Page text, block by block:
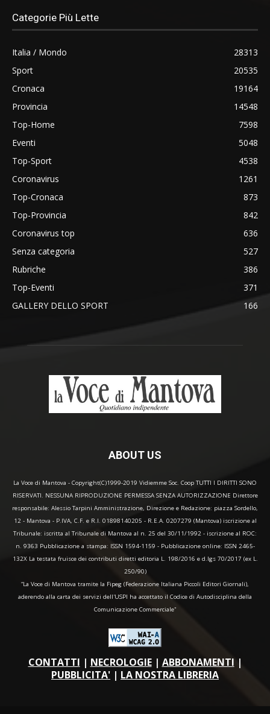
Categorie Più Lette
Italia / Mondo
28313
Sport
20535
Cronaca
19164
Provincia
14548
Top-Home
7598
Eventi
5048
Top-Sport
4538
Coronavirus
1261
Top-Cronaca
873
Top-Provincia
842
Coronavirus top
636
Senza categoria
527
Rubriche
386
Top-Eventi
371
GALLERY DELLO SPORT
166
ABOUT US
La Voce di Mantova - Copyright(C)1999-2019 Vidiemme Soc. Coop TUTTI I DIRITTI SONO
RISERVATI. NESSUNA RIPRODUZIONE PERMESSA SENZA AUTORIZZAZIONE Direttore
responsabile: Alessio Tarpini Amministrazione, Direzione e Redazione: piazza Sordello,
12 - Mantova - P.IVA, C.F. e R.I. 01898140205 - R.E.A. 0207279 (Mantova) iscrizione al
Tribunale: iscritta al Tribunale di Mantova al n. 25 del 30/11/1992 - iscrizione al ROC:
n. 9363 Pubblicazione a stampa: ISSN 1594-1159 - Pubblicazione online: ISSN 2465-
132X La testata fruisce dei contributi diretti editoria L. 198/2016 e d.lgs 70/2017 (ex L.
250/90)
“La Voce di Mantova tramite la Fipeg (Federazione Italiana Piccoli Editori Giornali),
aderendo alla carta dei servizi dell'USPI ha accettato il Codice di Autodisciplina della
Comunicazione Commerciale"
CONTATTI | NECROLOGIE| ABBONAMENTI |
PUBBLICITA' | LA NOSTRA LIBRERIA